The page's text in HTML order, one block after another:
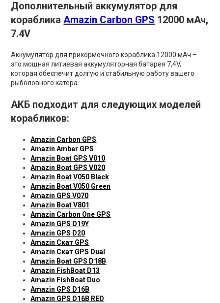
Дополнительный аккумулятор для
корабликаAmazin Carbon GPS 12000 мАч,
7.4V
Аккумулятор для прикормочного кораблика 12000 мАч –
это мощная литиевая аккумуляторная батарея 7,4V,
которая обеспечит долгую и стабильную работу вашего
рыболовного катера.
АКБ подходит для следующих моделей
корабликов:
Amazin Carbon GPS
Amazin Amber GPS
Amazin Boat GPS V010
Amazin Boat GPS V020
Amazin Boat V050 Black
Amazin Boat V050 Green
Amazin GPS V070
Amazin Boat V801
Amazin Carbon One GPS
Amazin GPS D19Y
Amazin GPS D20
Amazin Скат GPS
Amazin Скат GPS Dual
Amazin Boat GPS D18B
Amazin FishBoat D13
Amazin FishBoat Duo
Amazin GPS D16B
Amazin GPS D16B RED